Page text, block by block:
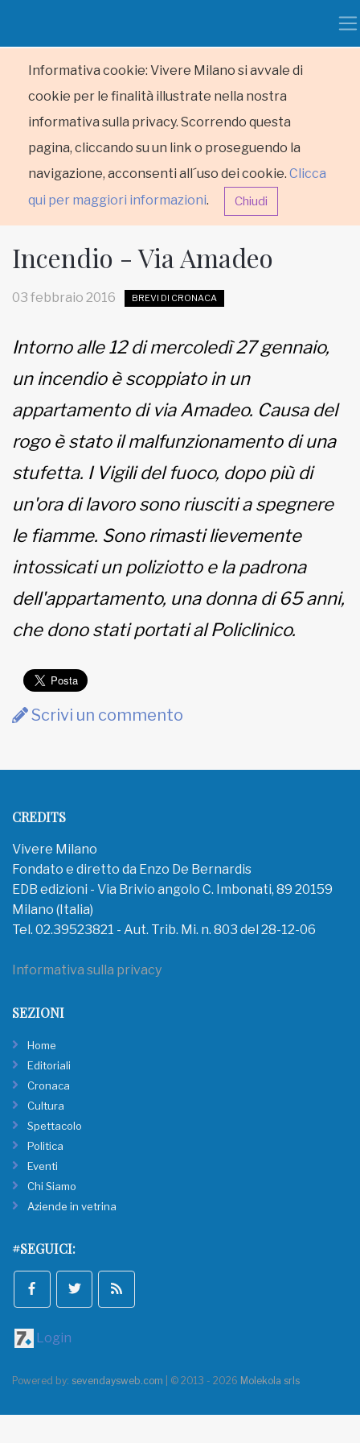
Informativa cookie: Vivere Milano si avvale di
cookie per le finalità illustrate nella nostra
informativa sulla privacy. Scorrendo questa
pagina, cliccando su un link o proseguendo la
navigazione, acconsenti all´uso dei cookie. Clicca
qui per maggiori informazioni. Chiudi
Inviateci le vostre segnalazioni
www.viveremilano.info
Bernardis
EDB edizioni - Via Brivio angolo C.
Imbonati, 89 20159 Milano (Italia)
Informativa sulla privacy
Incendio - Via Amadeo
03 febbraio 2016 BREVI DI CRONACA
Intorno alle 12 di mercoledì 27 gennaio,
un incendio è scoppiato in un
appartamento di via Amadeo. Causa del
rogo è stato il malfunzionamento di una
stufetta. I Vigili del fuoco, dopo più di
un'ora di lavoro sono riusciti a spegnere
le fiamme. Sono rimasti lievemente
intossicati un poliziotto e la padrona
dell'appartamento, una donna di 65 anni,
che dono stati portati al Policlinico.
Scrivi un commento
CREDITS
Vivere Milano
Fondato e diretto da Enzo De Bernardis
EDB edizioni - Via Brivio angolo C. Imbonati, 89 20159
Milano (Italia)
Tel. 02.39523821 - Aut. Trib. Mi. n. 803 del 28-12-06
Informativa sulla privacy
SEZIONI
Home
Editoriali
Cronaca
Cultura
Spettacolo
Politica
Eventi
Chi Siamo
Aziende in vetrina
#SEGUICI:
Login
Powered by: sevendaysweb.com | © 2013 - 2026 Molekola srls